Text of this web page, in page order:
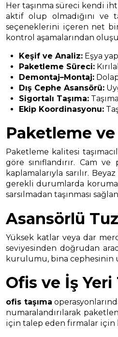
Her taşınma süreci kendi
aktif olup olmadığını ve
seçeneklerini içeren net bir
kontrol aşamalarından
Keşif ve Analiz: Eşya
Paketleme Süreci:
Demontaj–Montaj:
Dış Cephe Asansörü:
Sigortalı Taşıma:
Ekip Koordinasyonu:
Paketleme
Paketleme kalitesi
göre sınıflandırır. Cam
kaplamalarıyla sarılır.
gerekli durumlarda koruma
sarsılmadan taşınması
Asansörlü
Yüksek katlar veya dar
seviyesinden doğrudan
kurulumu, bina cephesinin
Ofis ve İş Yeri
ofis taşıma
numaralandırılarak
için talep eden firmalar için